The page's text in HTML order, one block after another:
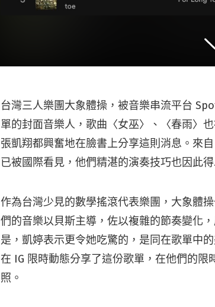
台灣三人樂團大象體操，被音樂串流平台
單的封面音樂人，歌曲〈女巫〉、〈春雨〉
張凱翔都興奮地在臉書上分享這則消息。來
已被國際看見，他們精湛的演奏技巧也因此
作為台灣少見的數學搖滾代表樂團，大象體
們的音樂以貝斯主導，佐以複雜的節奏變化
是，凱婷表示更令她吃驚的，是同在歌單中
在 IG 限時動態分享了這份歌單，在他們的
照。